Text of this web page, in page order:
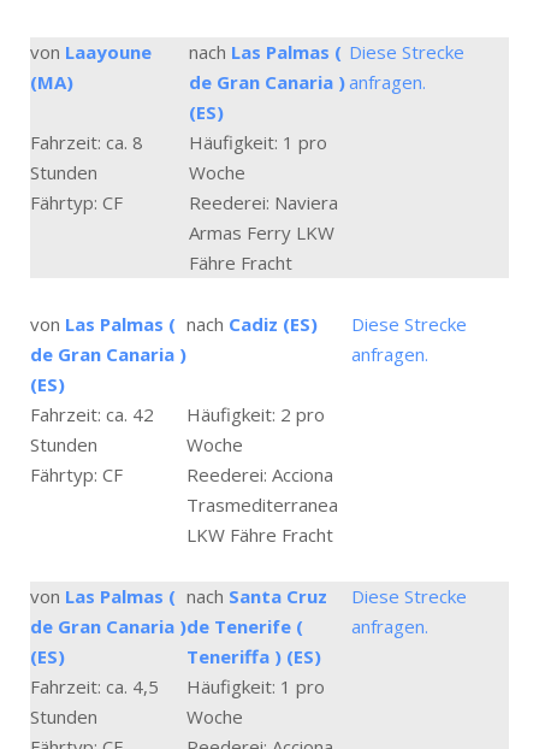
von Laayoune
(MA)
nach Las Palmas (
de Gran Canaria )
(ES)
Diese Strecke
anfragen.
Fahrzeit: ca. 8
Stunden
Häufigkeit: 1 pro
Woche
Fährtyp: CF
Reederei: Naviera
Armas Ferry LKW
Fähre Fracht
von Las Palmas (
de Gran Canaria )
(ES)
nach Cadiz (ES)
Diese Strecke
anfragen.
Fahrzeit: ca. 42
Stunden
Häufigkeit: 2 pro
Woche
Fährtyp: CF
Reederei: Acciona
Trasmediterranea
LKW Fähre Fracht
von Las Palmas (
de Gran Canaria )
(ES)
nach Santa Cruz
de Tenerife (
Teneriffa ) (ES)
Diese Strecke
anfragen.
Fahrzeit: ca. 4,5
Stunden
Häufigkeit: 1 pro
Woche